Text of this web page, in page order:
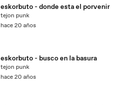
eskorbuto - donde esta el porvenir
tejon punk
hace 20 años
eskorbuto - busco en la basura
tejon punk
hace 20 años